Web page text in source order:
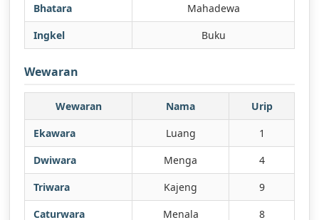
Bhatara
Mahadewa
Ingkel
Buku
Wewaran
Wewaran Nama
Urip
Ekawara
Luang
1
Dwiwara
Menga
4
Triwara
Kajeng
9
Caturwara
Menala 8